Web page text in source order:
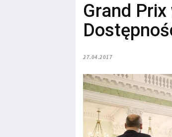
Grand
27.04.2017